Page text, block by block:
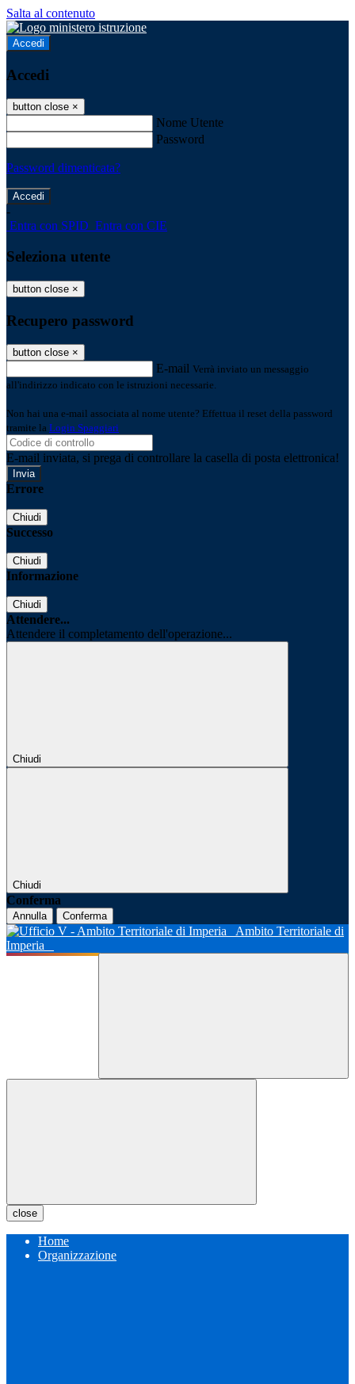
Salta al contenuto
Accedi
Accedi
button close ×
Nome Utente
Password
Password dimenticata?
-
Entra con SPID Entra con CIE
Seleziona utente
button close ×
Recupero password
button close ×
E-mail Verrà inviato un messaggio
all'indirizzo indicato con le istruzioni necessarie.
Non hai una e-mail associata al nome utente? Effettua il reset della password
tramite la Login Spaggiari
E-mail inviata, si prega di controllare la casella di posta elettronica!
Errore
Chiudi
Successo
Chiudi
Informazione
Chiudi
Attendere...
Attendere il completamento dell'operazione...
Chiudi
Chiudi
Conferma
Annulla Conferma
Ambito Territoriale di
Imperia
close
Home
Organizzazione